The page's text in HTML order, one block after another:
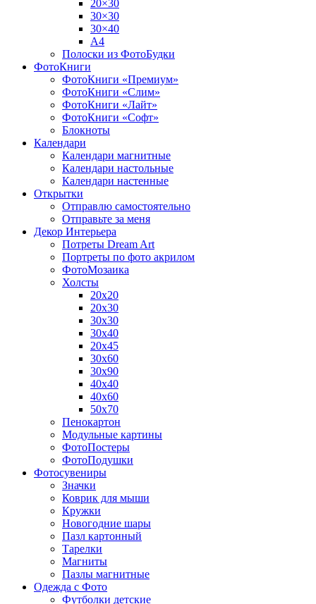
20×30
30×30
30×40
A4
Полоски из ФотоБудки
ФотоКниги
ФотоКниги «Премиум»
ФотоКниги «Слим»
ФотоКниги «Лайт»
ФотоКниги «Софт»
Блокноты
Календари
Календари магнитные
Календари настольные
Календари настенные
Открытки
Отправлю самостоятельно
Отправьте за меня
Декор Интерьера
Потреты Dream Art
Портреты по фото акрилом
ФотоМозаика
Холсты
20х20
20х30
30х30
30х40
20х45
30х60
30х90
40х40
40х60
50х70
Пенокартон
Модульные картины
ФотоПостеры
ФотоПодушки
Фотоcувениры
Значки
Коврик для мыши
Кружки
Новогодние шары
Пазл картонный
Тарелки
Магниты
Пазлы магнитные
Одежда с Фото
Футболки детские